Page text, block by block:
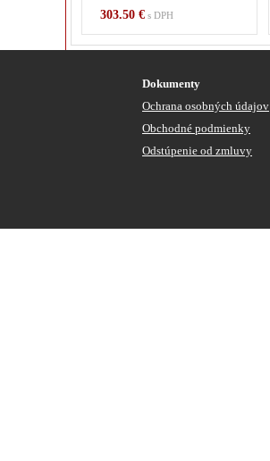
303.50 €s DPH
Dokumenty
Ochrana osobných údajov
Obchodné podmienky
Odstúpenie od zmluvy